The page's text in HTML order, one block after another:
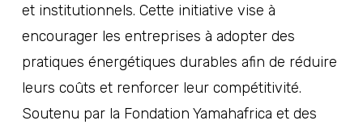
et institutionnels. Cette initiative vise à
encourager les entreprises à adopter des
pratiques énergétiques durables afin de réduire
leurs coûts et renforcer leur compétitivité.
Soutenu par la Fondation Yamahafrica et des